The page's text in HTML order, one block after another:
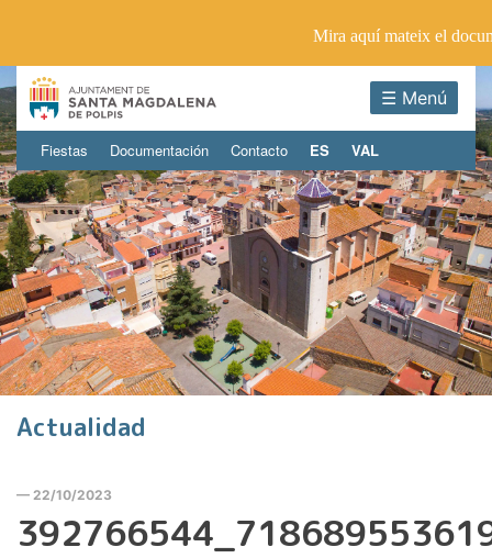
☰ Menú
Fiestas Documentación Contacto ES VAL
Actualidad
— 22/10/2023
Mira aquí mateix el